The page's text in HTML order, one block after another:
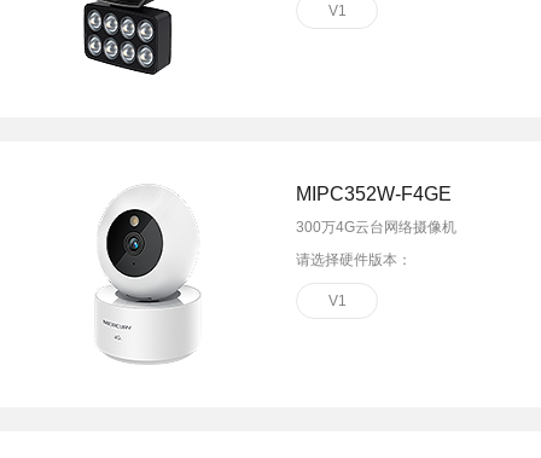
V1
MIPC352W-F4GE
300万4G云台网络摄像机
请选择硬件版本：
V1